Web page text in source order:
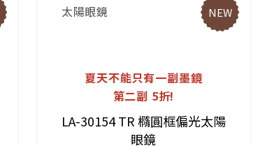
太陽眼鏡 NEW
夏天不能只有一副墨鏡
第二副 5折!
LA-30154 TR 橢圓框偏光太陽
眼鏡